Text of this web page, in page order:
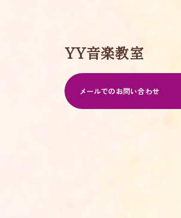
YY音楽教室
メールでのお問い合わせ